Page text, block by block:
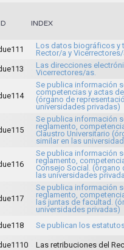
ID INDEX
Los datos biográficos y
Rector/a y
Las direcciones
Vicerrectores/as.
Se publica información
competencias y actas
(órgano de
universidades privadas)
Se publica información
reglamento,
Claustro Universitario
similar en las
Se publica información
reglamento,
Consejo Social. (órgano
las universidades
Se publica información
reglamento,
las juntas de facultad.
universidades privadas)
Se publican los
Las retribuciones del